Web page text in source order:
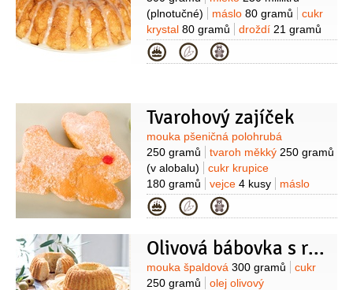
(plnotučné)
máslo 80 gramů
cukr
krystal 80 gramů droždí 21 gramů
(čerstvé)
žloutek
1 špetka Na obalení: cukr krystal
cukr moučkový 100 gramů
šťáva
limetková 4 lžíce
Kategorie
Tvarohový zajíček
Suroviny
mouka pšeničná polohrubá
250 gramů
tvaroh měkký 250 gramů
(v alobalu)
cukr krupice
180 gramů
vejce 4 kusy
máslo
200 gramů
(změklé)
do pečiva2 lžičky šťáva citronová(z
vymazání formy)
Kategorie
Olivová bábovka s rozmarýnem
Suroviny
mouka špaldová 300 gramů
cukr
250 gramů
olej olivový